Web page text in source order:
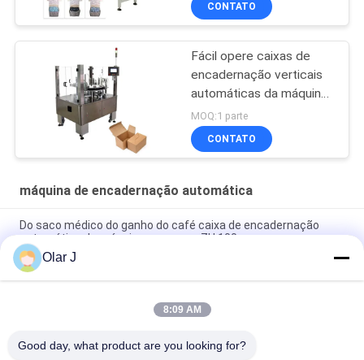
CONTATO
Fácil opere caixas de
encadernação verticais
automáticas da máquina
20-50/minuto
MOQ:1 parte
CONTATO
máquina de encadernação automática
Do saco médico do ganho do café caixa de encadernação
automática da máquina que grava ZH 100
Máquina de embalagem totalmente automático da caixa do
microcomputador do PLC que grava KXZ 250B
Máscara de enchimento de encadernação automática do
Olar J
8:09 AM
Good day, what product are you looking for?